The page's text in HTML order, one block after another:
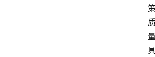
策
质
量
具